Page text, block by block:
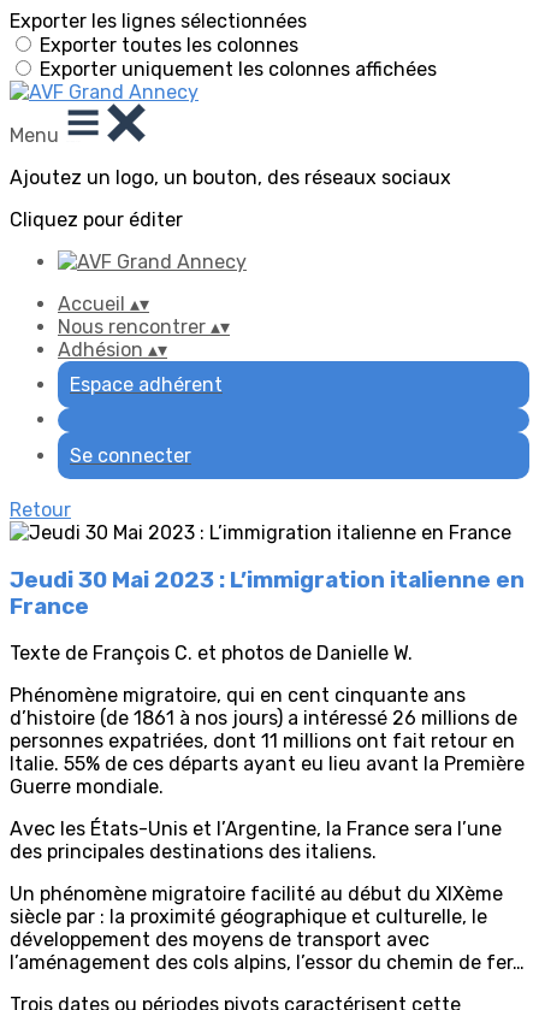
Exporter les lignes sélectionnées
Exporter toutes les colonnes
Exporter uniquement les colonnes affichées
Menu
Ajoutez un logo, un bouton, des réseaux sociaux
Cliquez pour éditer
Accueil ▴▾
Nous rencontrer ▴▾
Adhésion ▴▾
Espace adhérent
Se connecter
Retour
Jeudi 30 Mai 2023 : L’immigration italienne en
France
Texte de François C. et photos de Danielle W.
Phénomène migratoire, qui en cent cinquante ans
d’histoire (de 1861 à nos jours) a intéressé 26 millions de
personnes expatriées, dont 11 millions ont fait retour en
Italie. 55% de ces départs ayant eu lieu avant la Première
Guerre mondiale.
Avec les États-Unis et l’Argentine, la France sera l’une
des principales destinations des italiens.
Un phénomène migratoire facilité au début du XIXème
siècle par : la proximité géographique et culturelle, le
développement des moyens de transport avec
l’aménagement des cols alpins, l’essor du chemin de fer…
Trois dates ou périodes pivots caractérisent cette